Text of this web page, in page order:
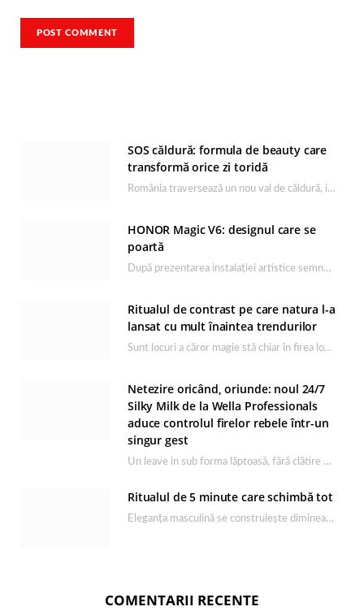
SOS căldură: formula de beauty care
transformă orice zi toridă
România traversează un nou val de căldură, iar rutina de îngrijire capătă un rol esențial…
HONOR Magic V6: designul care se
poartă
După prezentarea instalației artistice semnată de Catrinel Săbăciag în cadrul evenimentului de lansare HONOR Magic…
Ritualul de contrast pe care natura l-a
lansat cu mult înaintea trendurilor
Sunt locuri a căror magie stă chiar în firea lor naturală, iar Lacul Ursu din…
Netezire oricând, oriunde: noul 24/7
Silky Milk de la Wella Professionals
aduce controlul firelor rebele într-un
singur gest
Un leave in sub forma lăptoasă, fără clătire care completează rutina Ultimate Smooth și transformă…
Ritualul de 5 minute care schimbă tot
Eleganța masculină se construiește dimineața, în câteva minute și cu produsele potrivite. O rutină de…
COMENTARII RECENTE